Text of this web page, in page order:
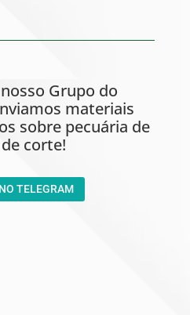
Grupo do
materiais
sobre pecuária de
corte!
TELEGRAM